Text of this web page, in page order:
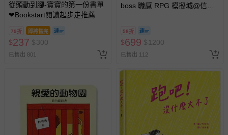
從頭動到腳-寶寶的第一份書單
❤Bookstart閱讀起步走推薦
79折 即將售完
$237 $300
已售出 801
boss 職感 RPG 模擬城@信義
換，依現場梯次安排入場，逾
期作廢) (兒童票(2歲以上)贈一
名陪伴成人)
58折
$699 $1200
已售出 112